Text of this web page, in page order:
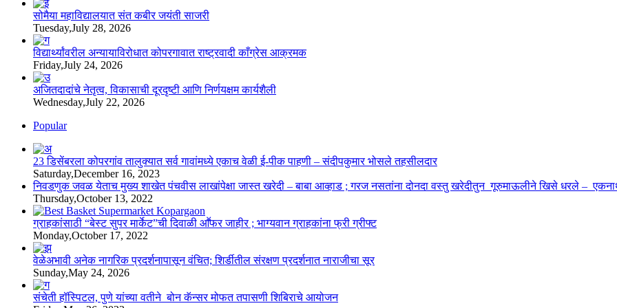
सोमैया महाविद्यालयात संत कबीर जयंती साजरी
Tuesday,July 28, 2026
विद्यार्थ्यांवरील अन्यायाविरोधात कोपरगावात राष्ट्रवादी काँग्रेस आक्रमक
Friday,July 24, 2026
अजितदादांचे नेतृत्व, विकासाची दूरदृष्टी आणि निर्णयक्षम कार्यशैली
Wednesday,July 22, 2026
Popular
23 डिसेंबरला कोपरगांव तालुक्‍यात सर्व गावांमध्ये एकाच वेळी ई-पीक पाहणी – संदीपकुमार भोसले तहसीलदार
Saturday,December 16, 2023
निवडणुक जवळ येताच मुख्य शाखेत पंचवीस लाखांपेक्षा जास्त खरेदी – बाबा आव्हाड ; गरज नसतांना दोनदा वस्तु खरेदीतुन गूरुमाऊलीने खिसे धरले –
Thursday,October 13, 2022
ग्राहकांसाठी “बेस्ट सुपर मार्केट”ची दिवाळी आॕफर जाहीर ; भाग्यवान ग्राहकांना फ्री ग्रीफ्ट
Monday,October 17, 2022
वेळेअभावी अनेक नागरिक प्रदर्शनापासून वंचित; शिर्डीतील संरक्षण प्रदर्शनात नाराजीचा सूर
Sunday,May 24, 2026
संचेती हॉस्पिटल, पुणे यांच्या वतीने बोन कॅन्सर मोफत तपासणी शिबिराचे आयोजन